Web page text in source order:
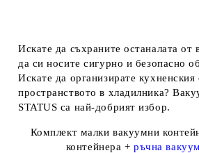
Искате да съхраните останалата от
да си носите сигурно и безопасно
Искате да организирате
пространството в хладилника?
STATUS са най-добрият избор.
Комплект малки вакуумни
контейнера +ръчна